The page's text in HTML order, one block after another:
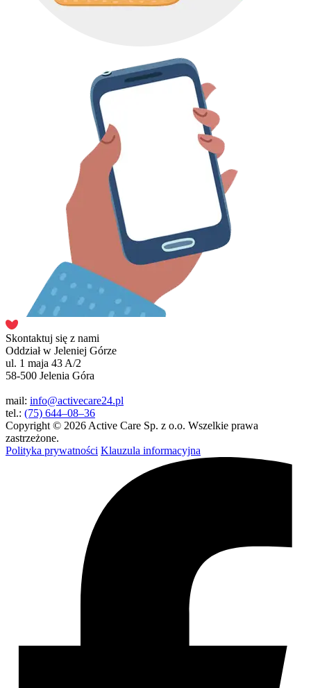
Skontaktuj się z nami
Oddział w Jeleniej Górze
ul. 1 maja 43 A/2
58-500 Jelenia Góra
mail: info@activecare24.pl
tel.: (75) 644–08–36
Copyright © 2026 Active Care Sp. z o.o. Wszelkie prawa
zastrzeżone.
Polityka prywatności Klauzula informacyjna